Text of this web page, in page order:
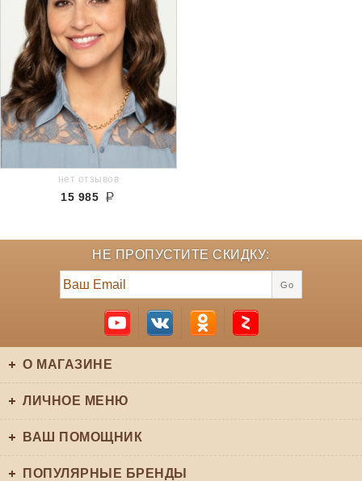
нет отзывов
15 985
НЕ ПРОПУСТИТЕ СКИДКУ:
Go
О МАГАЗИНЕ
ЛИЧНОЕ МЕНЮ
ВАШ ПОМОЩНИК
ПОПУЛЯРНЫЕ БРЕНДЫ